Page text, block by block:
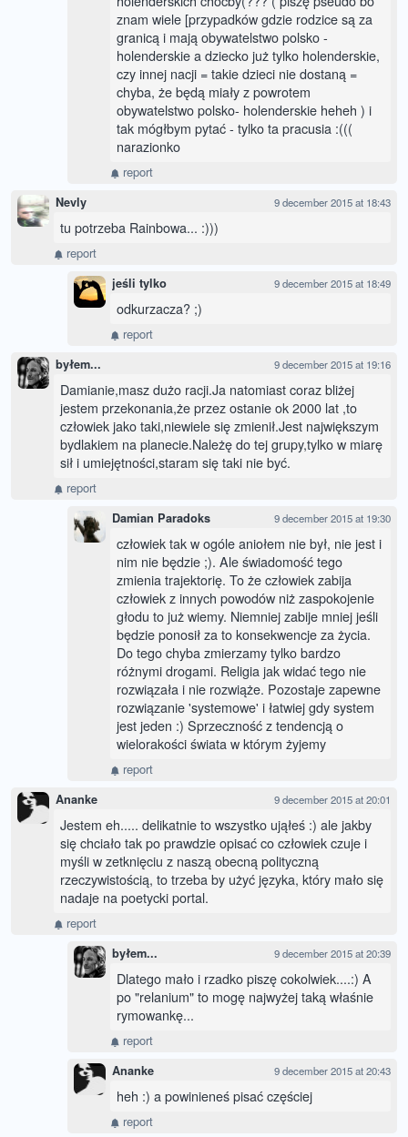
znam wiele [przypadków gdzie rodzice są za
granicą i mają obywatelstwo polsko -
holenderskie a dziecko już tylko holenderskie,
czy innej nacji = takie dzieci nie dostaną =
chyba, że będą miały z powrotem
obywatelstwo polsko- holenderskie heheh ) i
tak mógłbym pytać - tylko ta pracusia :(((
narazionko
report
Nevly 9 december 2015 at 18:43
tu potrzeba Rainbowa... :)))
report
jeśli tylko 9 december 2015 at 18:49
odkurzacza? ;)
report
byłem... 9 december 2015 at 19:16
Damianie,masz dużo racji.Ja natomiast coraz bliżej
jestem przekonania,że przez ostanie ok 2000 lat ,to
człowiek jako taki,niewiele się zmienił.Jest największym
bydlakiem na planecie.Należę do tej grupy,tylko w miarę
sił i umiejętności,staram się taki nie być.
report
Damian Paradoks 9 december 2015 at 19:30
człowiek tak w ogóle aniołem nie był, nie jest i
nim nie będzie ;). Ale świadomość tego
zmienia trajektorię. To że człowiek zabija
człowiek z innych powodów niż zaspokojenie
głodu to już wiemy. Niemniej zabije mniej jeśli
będzie ponosił za to konsekwencje za życia.
Do tego chyba zmierzamy tylko bardzo
różnymi drogami. Religia jak widać tego nie
rozwiązała i nie rozwiąże. Pozostaje zapewne
rozwiązanie 'systemowe' i łatwiej gdy system
jest jeden :) Sprzeczność z tendencją o
wielorakości świata w którym żyjemy
report
Ananke 9 december 2015 at 20:01
Jestem eh..... delikatnie to wszystko ująłeś :) ale jakby
się chciało tak po prawdzie opisać co człowiek czuje i
myśli w zetknięciu z naszą obecną polityczną
rzeczywistością, to trzeba by użyć języka, który mało się
nadaje na poetycki portal.
report
byłem... 9 december 2015 at 20:39
Dlatego mało i rzadko piszę cokolwiek....:) A
po "relanium" to mogę najwyżej taką właśnie
rymowankę...
report
Ananke 9 december 2015 at 20:43
heh :) a powinieneś pisać częściej
report